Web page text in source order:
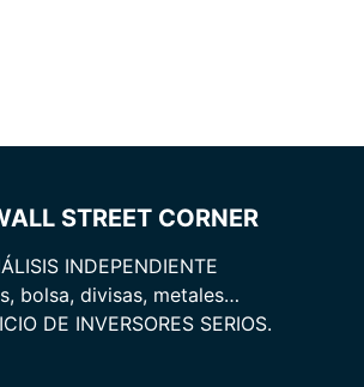
STREET CORNER
INDEPENDIENTE
bolsa, divisas, metales…
DE INVERSORES SERIOS.